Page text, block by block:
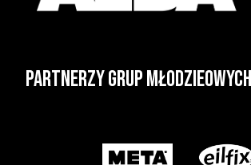
Partnerzy grup młodzieowych